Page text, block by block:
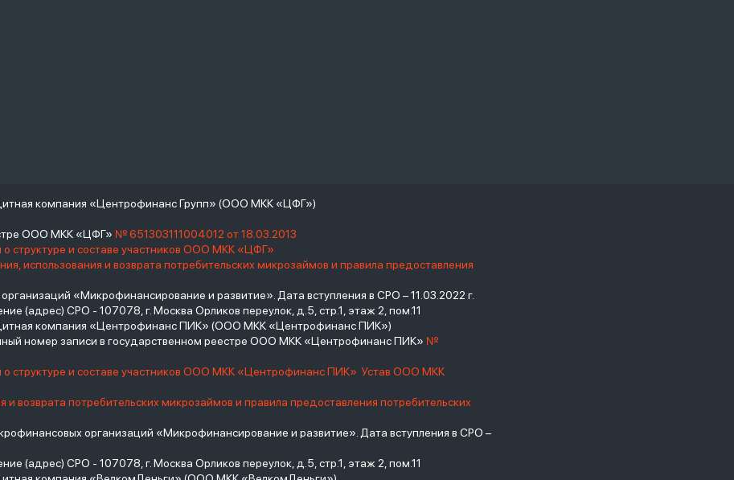
компания «Центрофинанс Групп» (ООО МКК «ЦФГ»)
ООО МКК «ЦФГ» № 651303111004012 от 18.03.2013
структуре и составе участников ООО МКК «ЦФГ»
использования и возврата потребительских микрозаймов и правила предоставления
«Микрофинансирование и развитие». Дата вступления в СРО – 11.03.2022 г.
(адрес) СРО - 107078, г. Москва Орликов переулок, д.5, стр.1, этаж 2, пом.11
компания «Центрофинанс ПИК» (ООО МКК «Центрофинанс ПИК»)
номер записи в государственном реестре ООО МКК «Центрофинанс ПИК» №
структуре и составе участников ООО МКК «Центрофинанс ПИК» Устав ООО МКК
возврата потребительских микрозаймов и правила предоставления потребительских
организаций «Микрофинансирование и развитие». Дата вступления в СРО –
(адрес) СРО - 107078, г. Москва Орликов переулок, д.5, стр.1, этаж 2, пом.11